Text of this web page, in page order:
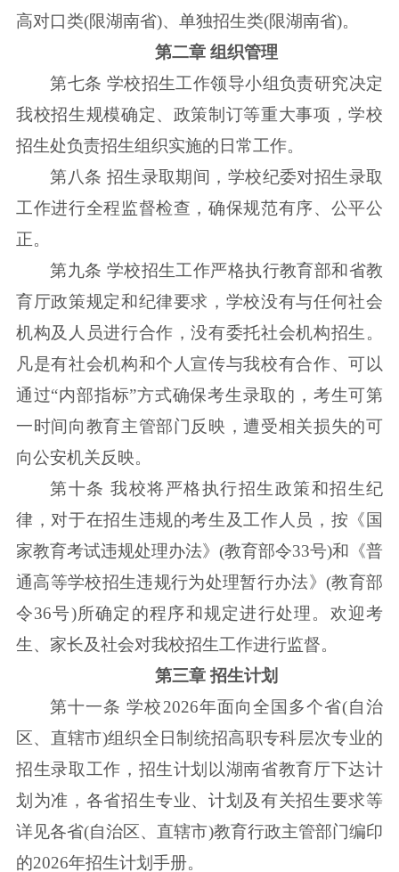
高对口类(限湖南省)、单独招生类(限湖南省)。
第二章 组织管理
第七条 学校招生工作领导小组负责研究决定
我校招生规模确定、政策制订等重大事项，学校
招生处负责招生组织实施的日常工作。
第八条 招生录取期间，学校纪委对招生录取
工作进行全程监督检查，确保规范有序、公平公
正。
第九条 学校招生工作严格执行教育部和省教
育厅政策规定和纪律要求，学校没有与任何社会
机构及人员进行合作，没有委托社会机构招生。
凡是有社会机构和个人宣传与我校有合作、可以
通过“内部指标”方式确保考生录取的，考生可第
一时间向教育主管部门反映，遭受相关损失的可
向公安机关反映。
第十条 我校将严格执行招生政策和招生纪
律，对于在招生违规的考生及工作人员，按《国
家教育考试违规处理办法》(教育部令33号)和《普
通高等学校招生违规行为处理暂行办法》(教育部
令36号)所确定的程序和规定进行处理。欢迎考
生、家长及社会对我校招生工作进行监督。
第三章 招生计划
第十一条 学校2026年面向全国多个省(自治
区、直辖市)组织全日制统招高职专科层次专业的
招生录取工作，招生计划以湖南省教育厅下达计
划为准，各省招生专业、计划及有关招生要求等
详见各省(自治区、直辖市)教育行政主管部门编印
的2026年招生计划手册。